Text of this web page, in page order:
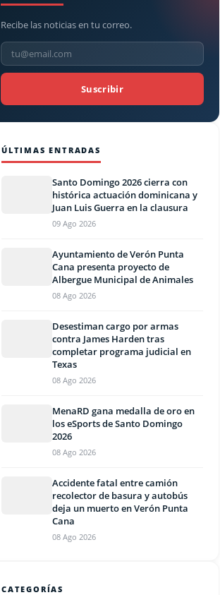
Recibe las noticias en tu correo.
Suscribir
ÚLTIMAS ENTRADAS
Santo Domingo 2026 cierra con
histórica actuación dominicana y
Juan Luis Guerra en la clausura
09 Ago 2026
Ayuntamiento de Verón Punta
Cana presenta proyecto de
Albergue Municipal de Animales
08 Ago 2026
Desestiman cargo por armas
contra James Harden tras
completar programa judicial en
Texas
08 Ago 2026
MenaRD gana medalla de oro en
los eSports de Santo Domingo
2026
08 Ago 2026
Accidente fatal entre camión
recolector de basura y autobús
deja un muerto en Verón Punta
Cana
08 Ago 2026
CATEGORÍAS